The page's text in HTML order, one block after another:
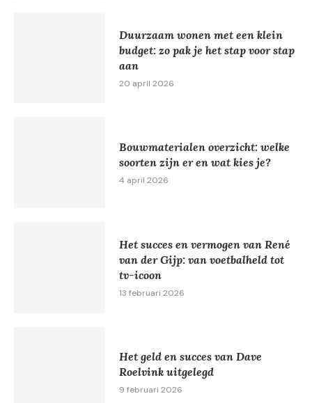
Duurzaam wonen met een klein
budget: zo pak je het stap voor stap
aan
20 april 2026
Bouwmaterialen overzicht: welke
soorten zijn er en wat kies je?
4 april 2026
Het succes en vermogen van René
van der Gijp: van voetbalheld tot
tv-icoon
13 februari 2026
Het geld en succes van Dave
Roelvink uitgelegd
9 februari 2026